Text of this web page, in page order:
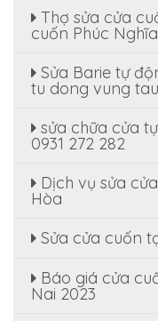
Thợ sửa cửa
cuốn Phúc Nghĩa
Sửa Barie tự
tu dong vung tau
sửa chữa cửa
0931 272 282
Dịch vụ sửa
Hòa
Sửa cửa cuốn
Báo giá cửa
Nai 2023